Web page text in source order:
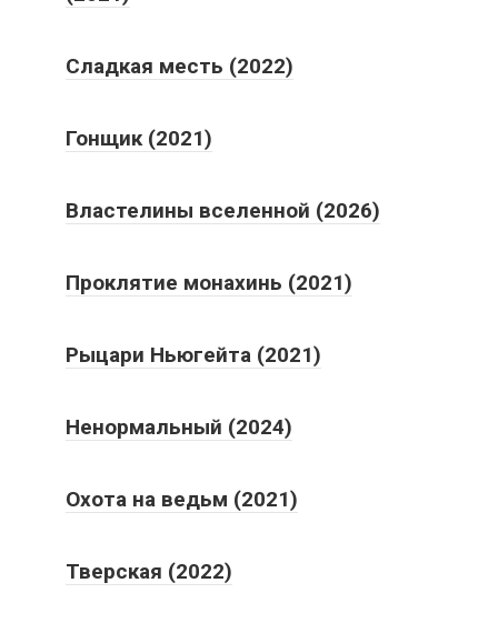
Сладкая месть (2022)
Гонщик (2021)
Властелины вселенной (2026)
Проклятие монахинь (2021)
Рыцари Ньюгейта (2021)
Ненормальный (2024)
Охота на ведьм (2021)
Тверская (2022)